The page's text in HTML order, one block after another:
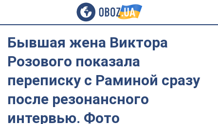
Бывшая жена Виктора
Розового показала
переписку с Раминой сразу
после резонансного
интервью. Фото